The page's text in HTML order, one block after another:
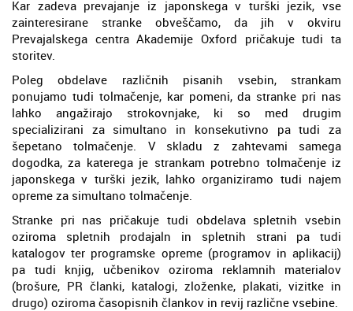
Kar zadeva prevajanje iz japonskega v turški jezik, vse
zainteresirane stranke obveščamo, da jih v okviru
Prevajalskega centra Akademije Oxford pričakuje tudi ta
storitev.
Poleg obdelave različnih pisanih vsebin, strankam
ponujamo tudi tolmačenje, kar pomeni, da stranke pri nas
lahko angažirajo strokovnjake, ki so med drugim
specializirani za simultano in konsekutivno pa tudi za
šepetano tolmačenje. V skladu z zahtevami samega
dogodka, za katerega je strankam potrebno tolmačenje iz
japonskega v turški jezik, lahko organiziramo tudi najem
opreme za simultano tolmačenje.
Stranke pri nas pričakuje tudi obdelava spletnih vsebin
oziroma spletnih prodajaln in spletnih strani pa tudi
katalogov ter programske opreme (programov in aplikacij)
pa tudi knjig, učbenikov oziroma reklamnih materialov
(brošure, PR članki, katalogi, zloženke, plakati, vizitke in
drugo) oziroma časopisnih člankov in revij različne vsebine.